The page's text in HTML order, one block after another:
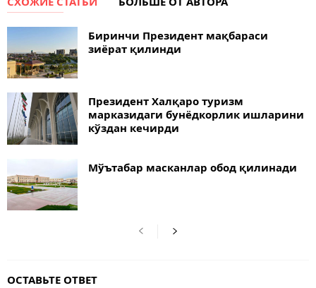
Биринчи Президент мақбараси
зиёрат қилинди
Президент Халқаро туризм
марказидаги бунёдкорлик ишларини
кўздан кечирди
Мўътабар масканлар обод қилинади
ОСТАВЬТЕ ОТВЕТ